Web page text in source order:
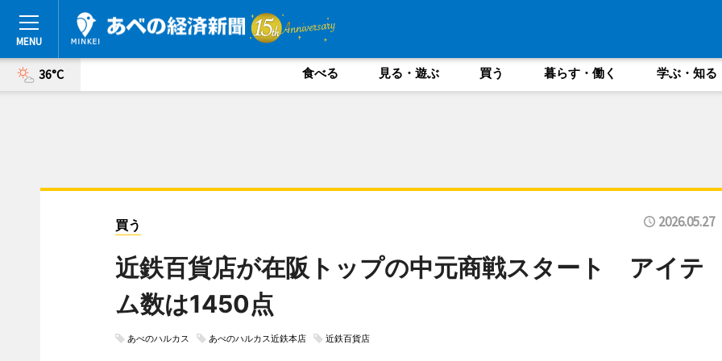
36°C 食べる 見る・遊ぶ 買う 暮らす・働く 学ぶ・知る
買う 2026.05.27
近鉄百貨店が在阪トップの中元商戦スタート アイテ
ム数は1450点
あべのハルカス あべのハルカス近鉄本店 近鉄百貨店